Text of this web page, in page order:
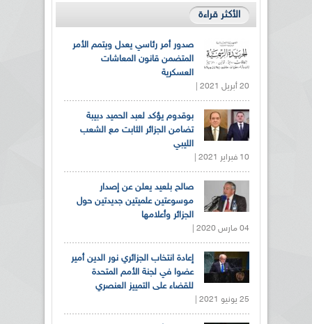
الأكثر قراءة
صدور أمر رئاسي يعدل ويتمم الأمر
المتضمن قانون المعاشات
العسكرية
20 أبريل 2021 |
بوقدوم يؤكد لعبد الحميد دبيبة
تضامن الجزائر الثابت مع الشعب
الليبي
10 فبراير 2021 |
صالح بلعيد يعلن عن إصدار
موسوعتين علميتين جديدتين حول
الجزائر وأعلامها
04 مارس 2020 |
إعادة انتخاب الجزائري نور الدين أمير
عضوا في لجنة الأمم المتحدة
للقضاء على التمييز العنصري
25 يونيو 2021 |